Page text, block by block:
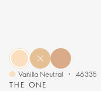
THE ONE
Vanilla Neutral 46335